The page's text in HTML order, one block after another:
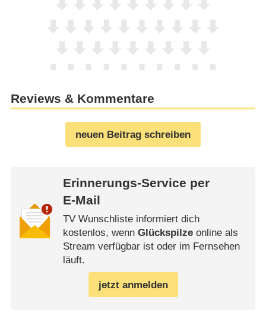
Reviews & Kommentare
neuen Beitrag schreiben
Erinnerungs-Service per
E-Mail
TV Wunschliste informiert dich
kostenlos, wenn Glückspilzeonline als
Stream verfügbar ist oder im Fernsehen
läuft.
jetzt anmelden